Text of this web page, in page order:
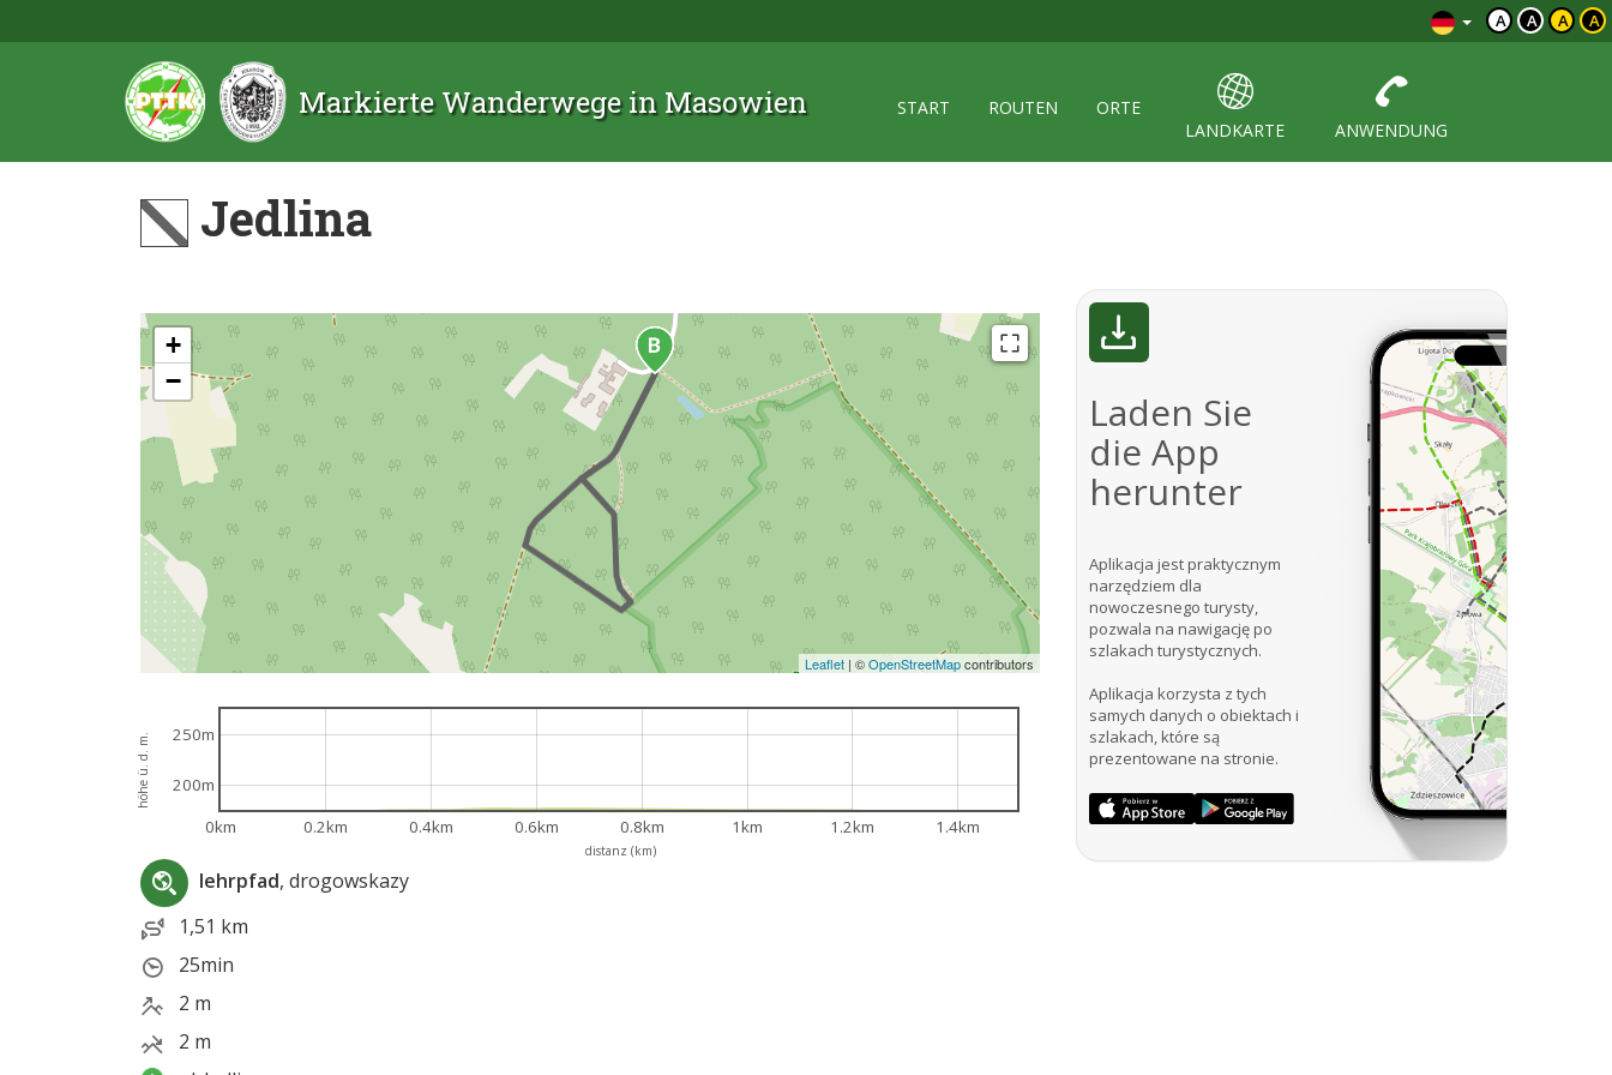
A A A A
Markierte Wanderwege in Masowien START ROUTEN
ORTE
LANDKARTE
ANWENDUNG
Jedlina
+
−
Leaflet | ©OpenStreetMapcontributors
distanz (km)
höhe ü. d. m.
0km 0.2km 0.4km 0.6km 0.8km 1km 1.2km 1.4km
200m
250m
lehrpfad, drogowskazy
1,51 km
25min
2 m
2 m
Laden Sie
die App
herunter
Aplikacja jest praktycznym
narzędziem dla
nowoczesnego turysty,
pozwala na nawigację po
szlakach turystycznych.
Aplikacja korzysta z tych
samych danych o obiektach i
szlakach, które są
prezentowane na stronie.